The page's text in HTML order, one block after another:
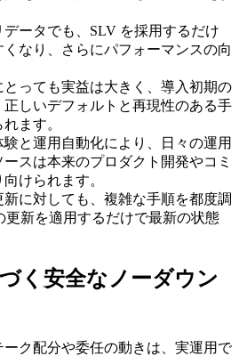
ータでも、SLV を採用するだけ
なり、さらにパフォーマンスの向
っても実益は大きく、導入初期の
しいデフォルトと再現性のある手
ます。
と運用自動化により、日々の運用
スは本来のプロダクト開発やコミ
けられます。
に対しても、複雑な手順を都度調
更新を適用するだけで最新の状態
く安全なノーダウン
ク配分や委任の動きは、実運用で